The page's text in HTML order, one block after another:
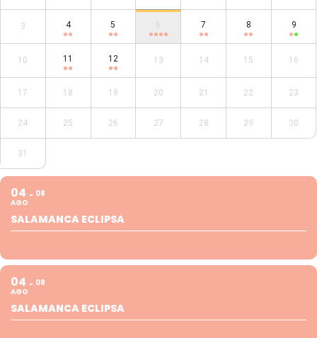
3 4 5 6 7 8 9
10 11 12 13 14 15 16
17 18 19 20 21 22 23
24 25 26 27 28 29 30
31
04
AGO
08
SALAMANCA ECLIPSA
04
AGO
08
SALAMANCA ECLIPSA